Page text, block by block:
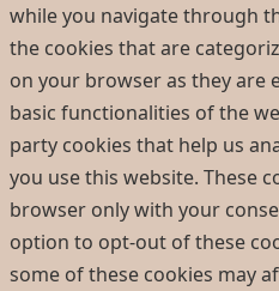
while you navigate through
the cookies that are
on your browser as they
basic functionalities of the
party cookies that help us
you use this website. These
browser only with your
option to opt-out of these
some of these cookies may